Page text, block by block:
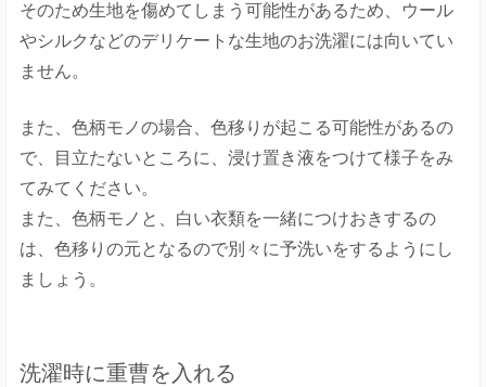
そのため生地を傷めてしまう可能性があるため、ウール
やシルクなどのデリケートな生地のお洗濯には向いてい
ません。
また、色柄モノの場合、色移りが起こる可能性があるの
で、目立たないところに、浸け置き液をつけて様子をみ
てみてください。
また、色柄モノと、白い衣類を一緒につけおきするの
は、色移りの元となるので別々に予洗いをするようにし
ましょう。
洗濯時に重曹を入れる